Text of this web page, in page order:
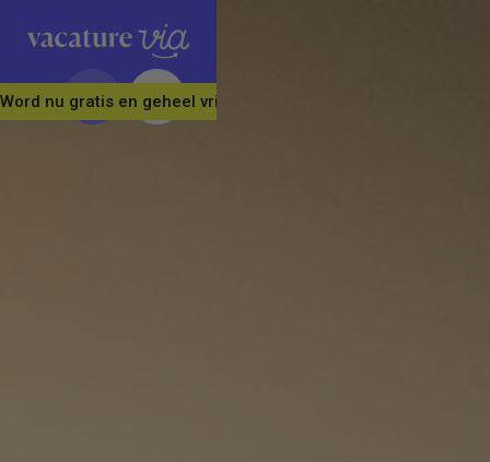
Word nu gratis en geheel vrijblijvend lid van ons Vacature Via